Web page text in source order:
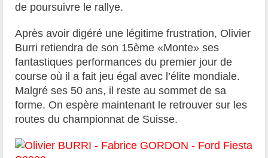
de poursuivre le rallye.
Après avoir digéré une légitime frustration, Olivier
Burri retiendra de son 15ème «Monte» ses
fantastiques performances du premier jour de
course où il a fait jeu égal avec l’élite mondiale.
Malgré ses 50 ans, il reste au sommet de sa
forme. On espère maintenant le retrouver sur les
routes du championnat de Suisse.